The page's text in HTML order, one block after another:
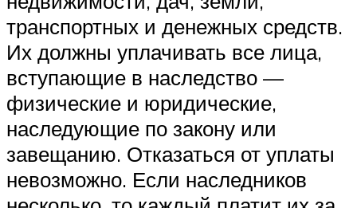
транспортных и денежных средств.
Их должны уплачивать все лица,
вступающие в наследство —
физические и юридические,
наследующие по закону или
завещанию. Отказаться от уплаты
невозможно. Если наследников